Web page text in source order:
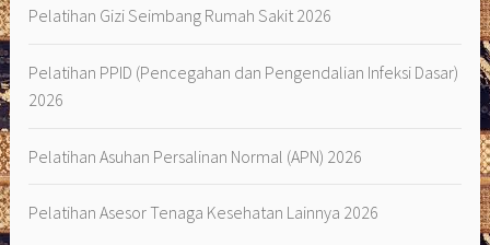
Pelatihan Gizi Seimbang Rumah Sakit 2026
Pelatihan PPID (Pencegahan dan Pengendalian Infeksi Dasar)
2026
Pelatihan Asuhan Persalinan Normal (APN) 2026
Pelatihan Asesor Tenaga Kesehatan Lainnya 2026